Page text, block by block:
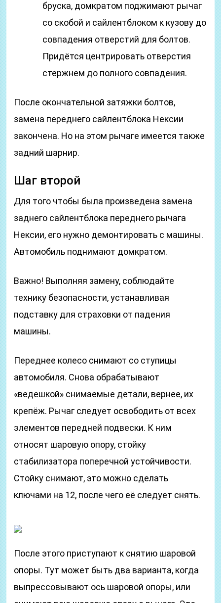
бруска, домкратом поджимают рычаг
со скобой и сайлентблоком к кузову до
совпадения отверстий для болтов.
Придётся центрировать отверстия
стержнем до полного совпадения.
После окончательной затяжки болтов,
замена переднего сайлентблока Нексии
закончена. Но на этом рычаге имеется также
задний шарнир.
Шаг второй
Для того чтобы была произведена замена
заднего сайлентблока переднего рычага
Нексии, его нужно демонтировать с машины.
Автомобиль поднимают домкратом.
Важно! Выполняя замену, соблюдайте
технику безопасности, устанавливая
подставку для страховки от падения
машины.
Переднее колесо снимают со ступицы
автомобиля. Снова обрабатывают
«ведешкой» снимаемые детали, вернее, их
крепёж. Рычаг следует освободить от всех
элементов передней подвески. К ним
относят шаровую опору, стойку
стабилизатора поперечной устойчивости.
Стойку снимают, это можно сделать
ключами на 12, после чего её следует снять.
После этого приступают к снятию шаровой
опоры. Тут может быть два варианта, когда
выпрессовывают ось шаровой опоры, или